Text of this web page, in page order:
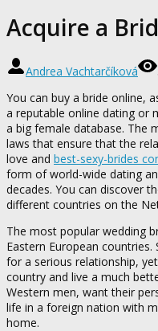
Acquire a
Andrea Vachtarčíková
You can buy a bride online,
a reputable online dating or
a big female database. The
laws that ensure that the
love and best-sexy-brides
form of world-wide dating
decades. You can discover
different countries on the
The most popular wedding
Eastern European
for a serious relationship,
country and live a much
Western men, want their
life in a foreign nation with
home.